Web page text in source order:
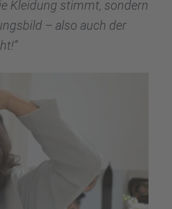
Kleidung stimmt, sondern
– also auch der